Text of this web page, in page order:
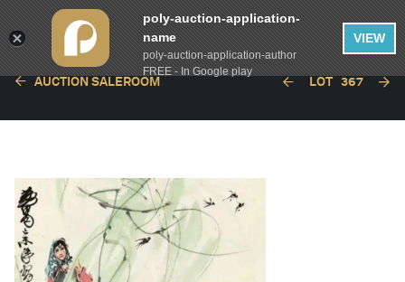
AUCTION SALEROOM LOT 367
poly-auction-application-
name
poly-auction-application-author
FREE - In Google play
VIEW